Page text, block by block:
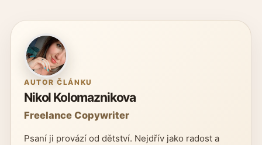
AUTOR ČLÁNKU
Nikol Kolomaznikova
Freelance Copywriter
Psaní ji provází od dětství. Nejdřív jako radost a